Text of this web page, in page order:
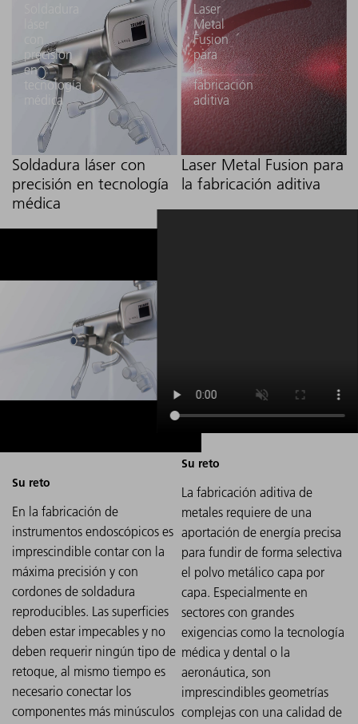
precisión
en
tecnología
médica
Soldadura láser con
precisión en tecnología
médica
En la fabricación de
instrumentos endoscópicos es
imprescindible contar con la
máxima precisión y con
cordones de soldadura
reproducibles. Las superficies
deben estar impecables y no
deben requerir ningún tipo de
retoque, al mismo tiempo es
necesario conectar los
componentes más minúsculos
Laser
Metal
Fusion
para
la
fabricación
aditiva
Laser Metal Fusion para
la fabricación aditiva
La fabricación aditiva de
metales requiere de una
aportación de energía precisa
para fundir de forma selectiva
el polvo metálico capa por
capa. Especialmente en
sectores con grandes
exigencias como la tecnología
médica y dental o la
aeronáutica, son
imprescindibles geometrías
complejas con una calidad de